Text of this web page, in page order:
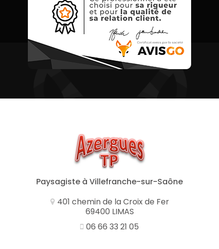
Paysagiste à Villefranche-sur-Saône
401 chemin de la Croix de Fer
69400 LIMAS
06 66 33 21 05